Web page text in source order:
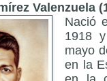
Valenzuela
Nació
1918
mayo
en la